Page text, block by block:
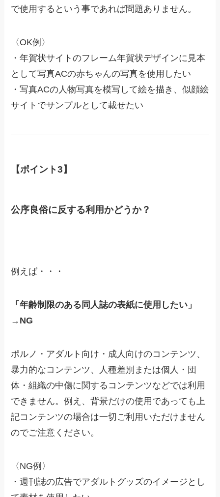
で使用するという事であれば問題ありません。
〈OK例〉
・年賀状サイトのフレーム年賀状デザインに見本
として写真ACの赤ちゃんの写真を使用したい
・写真ACの人物写真を模写して絵を描き、似顔絵
サイトでサンプルとして載せたい
【ポイント3】
公序良俗に反する利用かどうか？
例えば・・・
「年齢制限のある同人誌の表紙に使用したい」
→NG
ポルノ・アダルト向け・成人向けのコンテンツ、
暴力的なコンテンツ、人種差別または個人・団
体・組織の中傷に関するコンテンツなどでは利用
できません。例え、背景だけの使用であっても上
記コンテンツの場合は一切ご利用いただけません
のでご注意ください。
〈NG例〉
・週刊誌の広告でアダルトグッズのイメージとし